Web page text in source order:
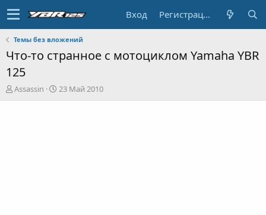
Вход Регистрация
Темы без вложений
Что-то странное с мотоциклом Yamaha YBR
125
А
в
Assassin
Д
а
23 Май 2010